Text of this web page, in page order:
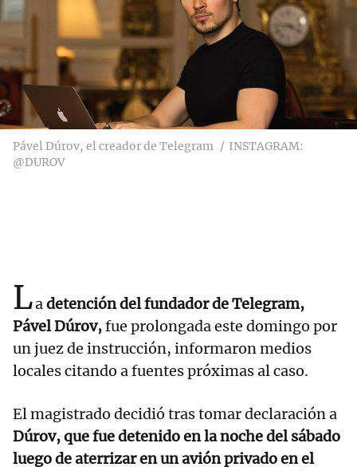
Pável Dúrov, el creador de Telegram
INSTAGRAM:
@DUROV
Ladetención del fundador de Telegram,
Pável Dúrov,fue prolongada este domingo por
un juez de instrucción, informaron medios
locales citando a fuentes próximas al caso.
El magistrado decidió tras tomar declaración a
Dúrov, que fue detenido en la noche del sábado
luego de aterrizar en un avión privado en el